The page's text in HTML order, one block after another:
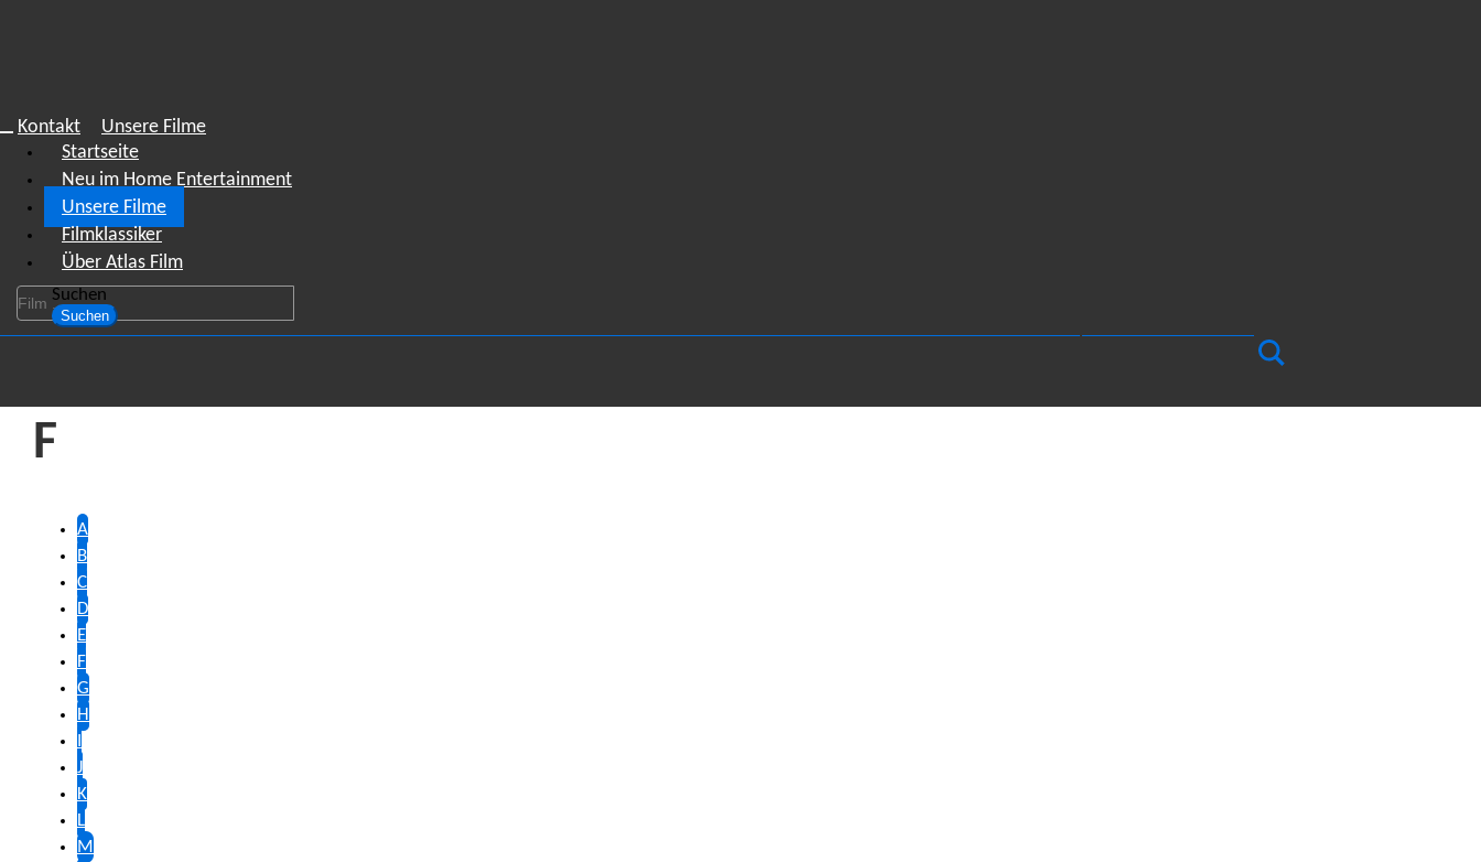
Kontakt
Unsere Filme
Startseite
Neu im Home Entertainment
Unsere Filme
Filmklassiker
Über Atlas Film
Suchen
Suchen
F
A
B
C
D
E
F
G
H
J
K
L
M